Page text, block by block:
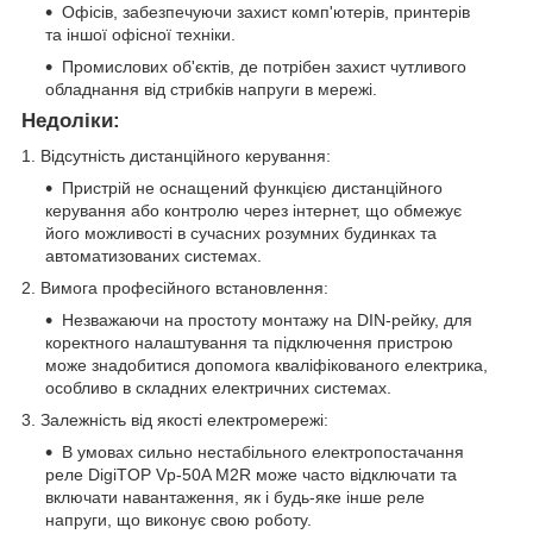
Офісів, забезпечуючи захист комп'ютерів, принтерів
та іншої офісної техніки.
Промислових об'єктів, де потрібен захист чутливого
обладнання від стрибків напруги в мережі.
Недоліки:
1. Відсутність дистанційного керування:
Пристрій не оснащений функцією дистанційного
керування або контролю через інтернет, що обмежує
його можливості в сучасних розумних будинках та
автоматизованих системах.
2. Вимога професійного встановлення:
Незважаючи на простоту монтажу на DIN-рейку, для
коректного налаштування та підключення пристрою
може знадобитися допомога кваліфікованого електрика,
особливо в складних електричних системах.
3. Залежність від якості електромережі:
В умовах сильно нестабільного електропостачання
реле DigiTOP Vp-50A M2R може часто відключати та
включати навантаження, як і будь-яке інше реле
напруги, що виконує свою роботу.